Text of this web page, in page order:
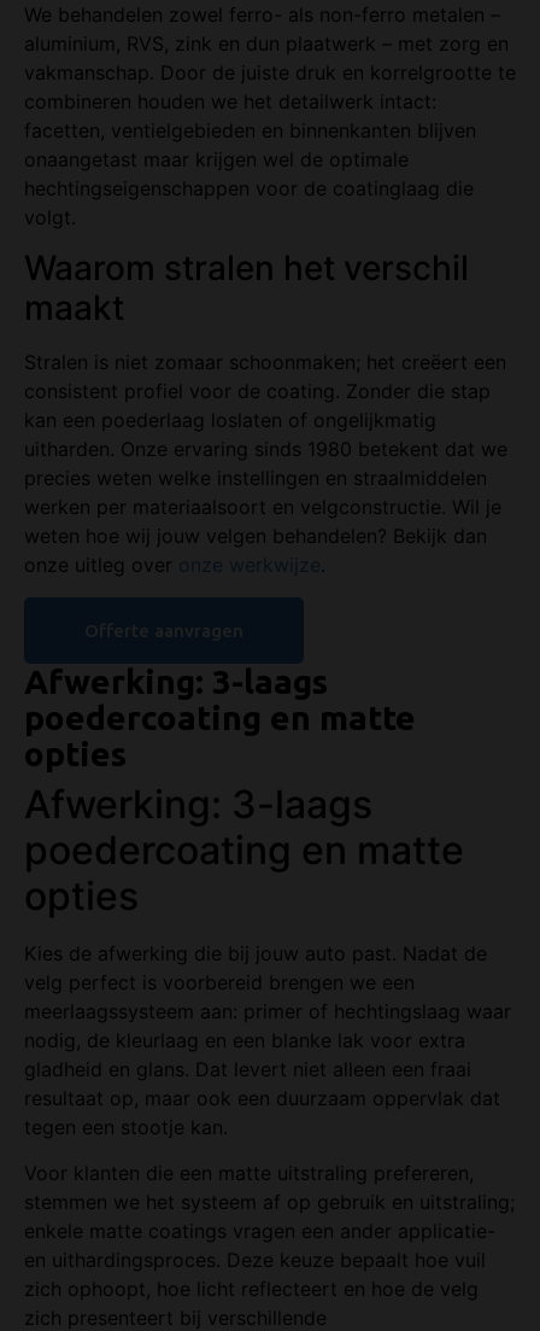
We behandelen zowel ferro- als non-ferro metalen –
aluminium, RVS, zink en dun plaatwerk – met zorg en
vakmanschap. Door de juiste druk en korrelgrootte te
combineren houden we het detailwerk intact:
facetten, ventielgebieden en binnenkanten blijven
onaangetast maar krijgen wel de optimale
hechtingseigenschappen voor de coatinglaag die
volgt.
Waarom stralen het verschil
maakt
Stralen is niet zomaar schoonmaken; het creëert een
consistent profiel voor de coating. Zonder die stap
kan een poederlaag loslaten of ongelijkmatig
uitharden. Onze ervaring sinds 1980 betekent dat we
precies weten welke instellingen en straalmiddelen
werken per materiaalsoort en velgconstructie. Wil je
weten hoe wij jouw velgen behandelen? Bekijk dan
onze uitleg over onze werkwijze.
Offerte aanvragen
Afwerking: 3-laags
poedercoating en matte
opties
Afwerking: 3-laags
poedercoating en matte
opties
Kies de afwerking die bij jouw auto past. Nadat de
velg perfect is voorbereid brengen we een
meerlaagssysteem aan: primer of hechtingslaag waar
nodig, de kleurlaag en een blanke lak voor extra
gladheid en glans. Dat levert niet alleen een fraai
resultaat op, maar ook een duurzaam oppervlak dat
tegen een stootje kan.
Voor klanten die een matte uitstraling prefereren,
stemmen we het systeem af op gebruik en uitstraling;
enkele matte coatings vragen een ander applicatie-
en uithardingsproces. Deze keuze bepaalt hoe vuil
zich ophoopt, hoe licht reflecteert en hoe de velg
zich presenteert bij verschillende